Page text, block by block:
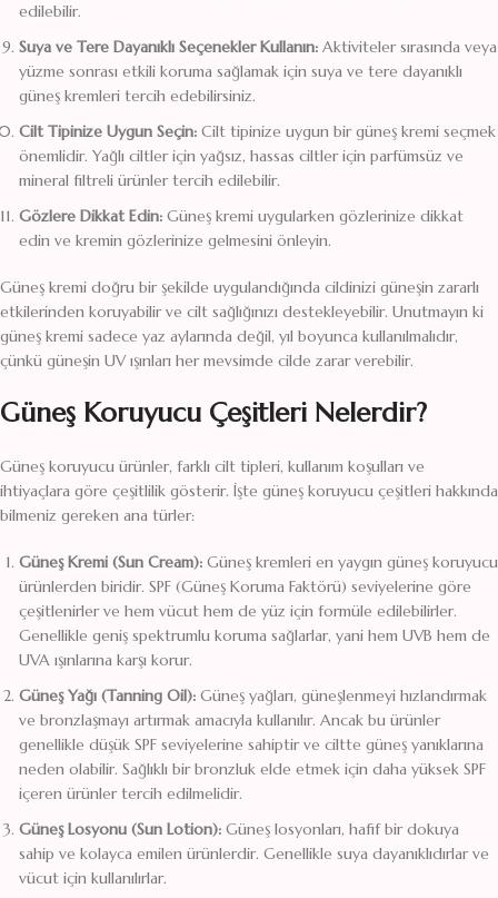
edilebilir.
Suya ve Tere Dayanıklı Seçenekler Kullanın: Aktiviteler sırasında veya
yüzme sonrası etkili koruma sağlamak için suya ve tere dayanıklı
güneş kremleri tercih edebilirsiniz.
Cilt Tipinize Uygun Seçin: Cilt tipinize uygun bir güneş kremi seçmek
önemlidir. Yağlı ciltler için yağsız, hassas ciltler için parfümsüz ve
mineral filtreli ürünler tercih edilebilir.
Gözlere Dikkat Edin: Güneş kremi uygularken gözlerinize dikkat
edin ve kremin gözlerinize gelmesini önleyin.
Güneş kremi doğru bir şekilde uygulandığında cildinizi güneşin zararlı
etkilerinden koruyabilir ve cilt sağlığınızı destekleyebilir. Unutmayın ki
güneş kremi sadece yaz aylarında değil, yıl boyunca kullanılmalıdır,
çünkü güneşin UV ışınları her mevsimde cilde zarar verebilir.
Güneş Koruyucu Çeşitleri Nelerdir?
Güneş koruyucu ürünler, farklı cilt tipleri, kullanım koşulları ve
ihtiyaçlara göre çeşitlilik gösterir. İşte güneş koruyucu çeşitleri hakkında
bilmeniz gereken ana türler:
Güneş Kremi (Sun Cream): Güneş kremleri en yaygın güneş koruyucu
ürünlerden biridir. SPF (Güneş Koruma Faktörü) seviyelerine göre
çeşitlenirler ve hem vücut hem de yüz için formüle edilebilirler.
Genellikle geniş spektrumlu koruma sağlarlar, yani hem UVB hem de
UVA ışınlarına karşı korur.
Güneş Yağı (Tanning Oil): Güneş yağları, güneşlenmeyi hızlandırmak
ve bronzlaşmayı artırmak amacıyla kullanılır. Ancak bu ürünler
genellikle düşük SPF seviyelerine sahiptir ve ciltte güneş yanıklarına
neden olabilir. Sağlıklı bir bronzluk elde etmek için daha yüksek SPF
içeren ürünler tercih edilmelidir.
Güneş Losyonu (Sun Lotion): Güneş losyonları, hafif bir dokuya
sahip ve kolayca emilen ürünlerdir. Genellikle suya dayanıklıdırlar ve
vücut için kullanılırlar.